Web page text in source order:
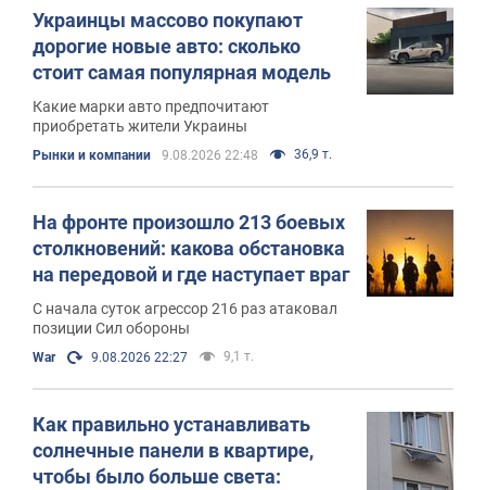
Украинцы массово покупают
дорогие новые авто: сколько
стоит самая популярная модель
Какие марки авто предпочитают
приобретать жители Украины
Рынки и компании 9.08.2026 22:48 36,9 т.
На фронте произошло 213 боевых
столкновений: какова обстановка
на передовой и где наступает враг
С начала суток агрессор 216 раз атаковал
позиции Сил обороны
War 9.08.2026 22:27 9,1 т.
Как правильно устанавливать
солнечные панели в квартире,
чтобы было больше света: